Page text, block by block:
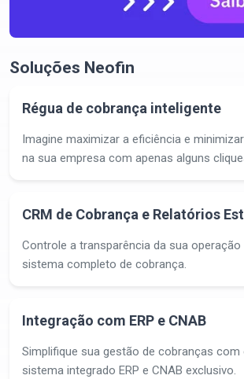
Soluções Neofin
Régua de cobrança inteligente
Imagine maximizar a eficiência e
na sua empresa com apenas alguns
CRM de Cobrança e Relatórios
Controle a transparência da sua
sistema completo de cobrança.
Integração com ERP e CNAB
Simplifique sua gestão de cobranças
sistema integrado ERP e CNAB exclusivo.